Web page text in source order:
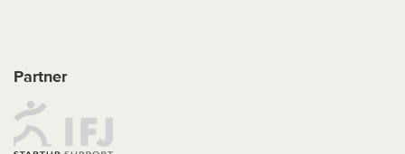
Partner